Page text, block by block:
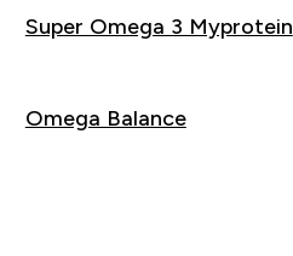
Super Omega 3 Myprotein
Omega Balance